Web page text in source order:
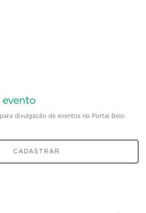
evento
divulgação de eventos no Portal Belo
CADASTRAR